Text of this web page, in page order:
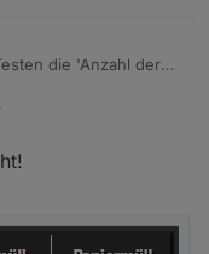
die 'Anzahl der
aus. Eventuell
starten.